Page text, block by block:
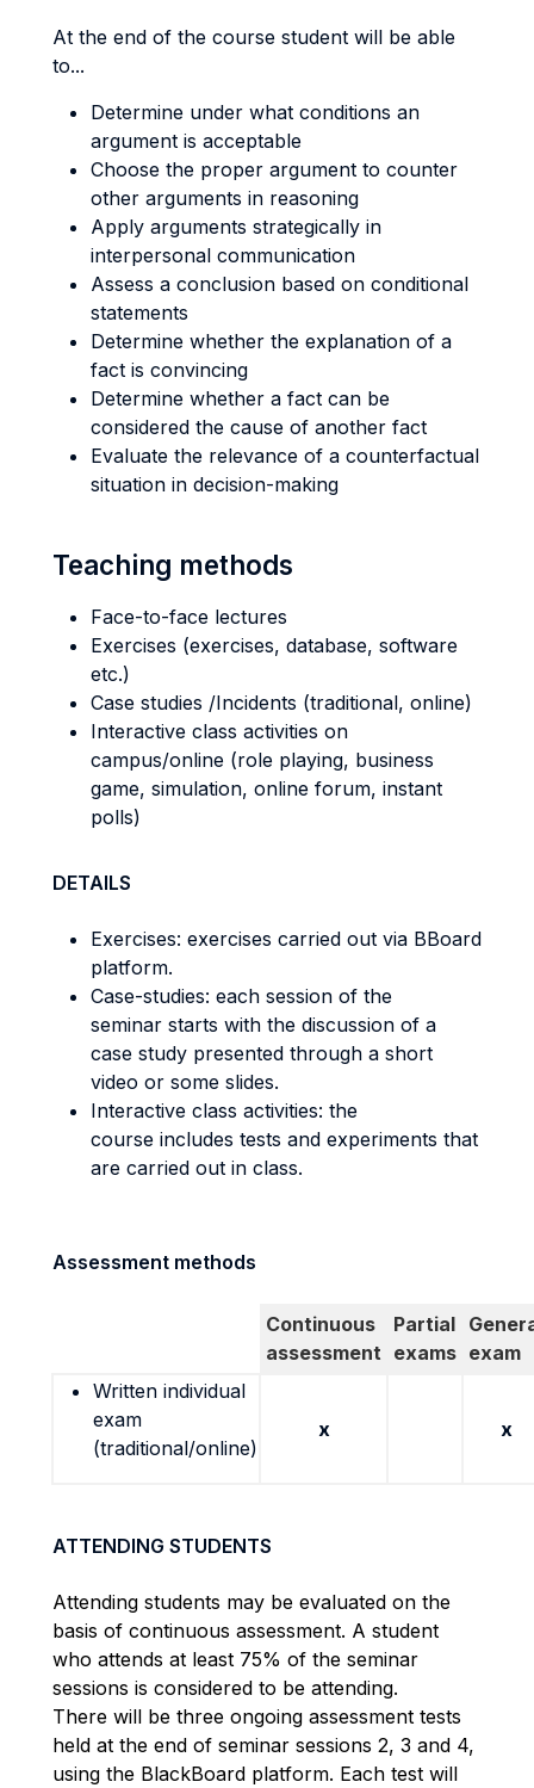
At the end of the course student will be able
to...
Determine under what conditions an
argument is acceptable
Choose the proper argument to counter
other arguments in reasoning
Apply arguments strategically in
interpersonal communication
Assess a conclusion based on conditional
statements
Determine whether the explanation of a
fact is convincing
Determine whether a fact can be
considered the cause of another fact
Evaluate the relevance of a counterfactual
situation in decision-making
Teaching methods
Face-to-face lectures
Exercises (exercises, database, software
etc.)
Case studies /Incidents (traditional, online)
Interactive class activities on
campus/online (role playing, business
game, simulation, online forum, instant
polls)
DETAILS
Exercises: exercises carried out via BBoard
platform.
Case-studies: each session of the
seminar starts with the discussion of a
case study presented through a short
video or some slides.
Interactive class activities: the
course includes tests and experiments that
are carried out in class.
Assessment methods
Continuous
assessment
Partial
exams exam
Written individual
exam
(traditional/online)
x x
ATTENDING STUDENTS
Attending students may be evaluated on the
basis of continuous assessment. A student
who attends at least 75% of the seminar
sessions is considered to be attending.
There will be three ongoing assessment tests
held at the end of seminar sessions 2, 3 and 4,
using the BlackBoard platform. Each test will